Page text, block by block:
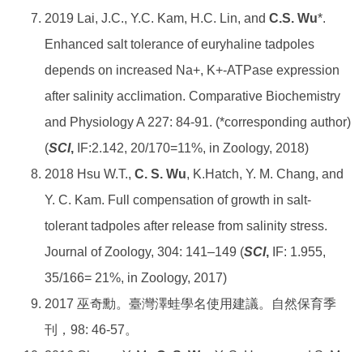
2019 Lai, J.C., Y.C. Kam, H.C. Lin, and C.S. Wu*.
Enhanced salt tolerance of euryhaline tadpoles
depends on increased Na+, K+-ATPase expression
after salinity acclimation. Comparative Biochemistry
and Physiology A 227: 84-91. (*corresponding author)
(SCI, IF:2.142, 20/170=11%, in Zoology, 2018)
2018 Hsu W.T., C. S. Wu, K.Hatch, Y. M. Chang, and
Y. C. Kam. Full compensation of growth in salt-
tolerant tadpoles after release from salinity stress.
Journal of Zoology, 304: 141–149 (SCI, IF: 1.955,
35/166= 21%, in Zoology, 2017)
2017 巫奇勳。臺灣澤蛙學名使用建議。自然保育季
刊，98: 46-57。